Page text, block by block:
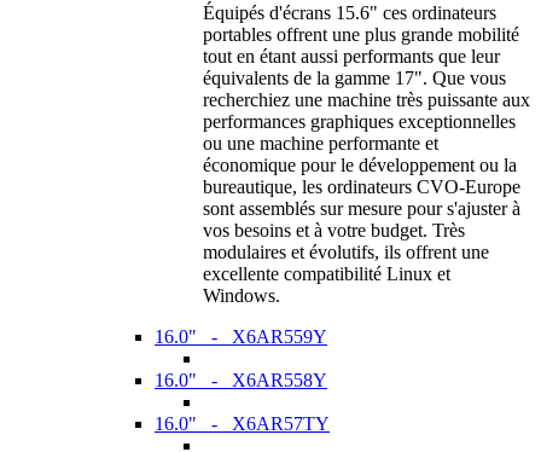
Équipés d'écrans 15.6" ces ordinateurs
portables offrent une plus grande mobilité
tout en étant aussi performants que leur
équivalents de la gamme 17". Que vous
recherchiez une machine très puissante aux
performances graphiques exceptionnelles
ou une machine performante et
économique pour le développement ou la
bureautique, les ordinateurs CVO-Europe
sont assemblés sur mesure pour s'ajuster à
vos besoins et à votre budget. Très
modulaires et évolutifs, ils offrent une
excellente compatibilité Linux et
Windows.
16.0" - X6AR559Y
16.0" - X6AR558Y
16.0" - X6AR57TY